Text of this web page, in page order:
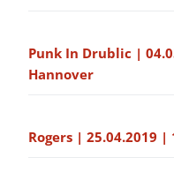
Punk In Drublic |
Hannover
Rogers | 25.04.2019 |